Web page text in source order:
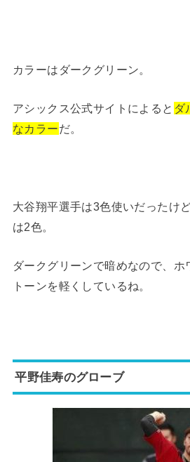
カラーはダークグリーン。
アシックス公式サイトによると ダ
なカラーだ。
大谷翔平選手は3色使いだったけ
は2色。
ダークグリーンで暗めなので、ホ
トーンを軽くしているね。
平野佳寿のグローブ